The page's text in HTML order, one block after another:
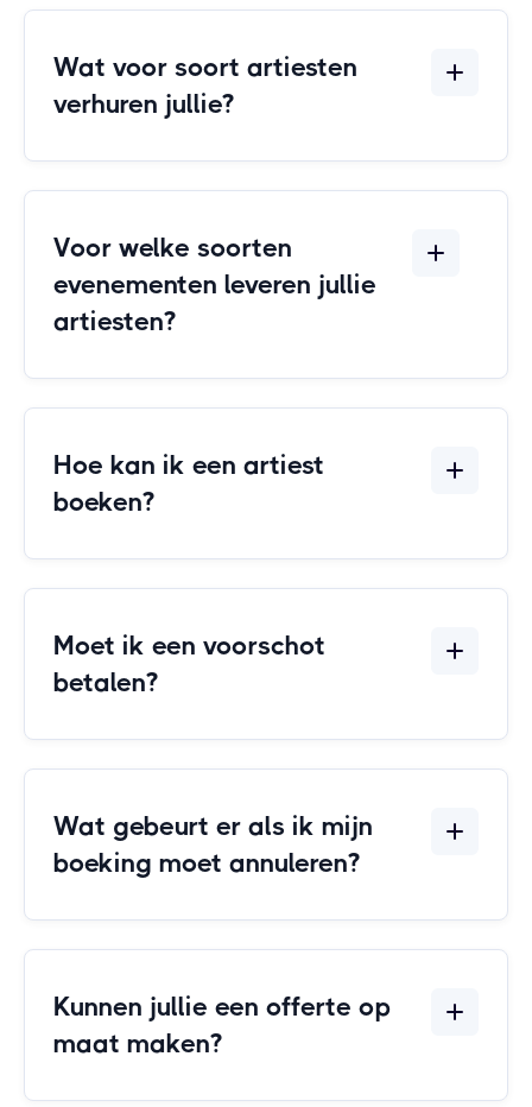
Wat voor soort artiesten
verhuren jullie?
Voor welke soorten
evenementen leveren jullie
artiesten?
Hoe kan ik een artiest
boeken?
Moet ik een voorschot
betalen?
Wat gebeurt er als ik mijn
boeking moet annuleren?
Kunnen jullie een offerte op
maat maken?